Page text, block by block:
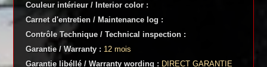
Couleur intérieur / Interior color :
Carnet d'entretien / Maintenance log :
Contrôle Technique / Technical inspection :
Garantie / Warranty : 12 mois
Garantie libéllé / Warranty wording : DIRECT GARANTIE